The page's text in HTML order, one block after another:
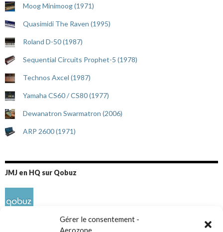
Gérer le consentement -
Aerozone
Moog Minimoog (1971)
Quasimidi The Raven (1995)
Roland D-50 (1987)
Sequential Circuits Prophet-5 (1978)
Technos Axcel (1987)
Yamaha CS60 / CS80 (1977)
Dewanatron Swarmatron (2006)
ARP 2600 (1971)
JMJ en HQ sur Qobuz